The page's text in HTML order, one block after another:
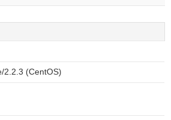
2.2.3 (CentOS)